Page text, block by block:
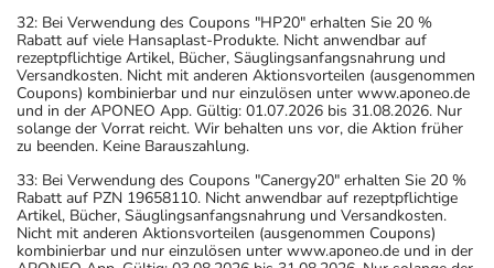
32: Bei Verwendung des Coupons "HP20" erhalten Sie 20 %
Rabatt auf viele Hansaplast-Produkte. Nicht anwendbar auf
rezeptpflichtige Artikel, Bücher, Säuglingsanfangsnahrung und
Versandkosten. Nicht mit anderen Aktionsvorteilen (ausgenommen
Coupons) kombinierbar und nur einzulösen unter www.aponeo.de
und in der APONEO App. Gültig: 01.07.2026 bis 31.08.2026. Nur
solange der Vorrat reicht. Wir behalten uns vor, die Aktion früher
zu beenden. Keine Barauszahlung.
33: Bei Verwendung des Coupons "Canergy20" erhalten Sie 20 %
Rabatt auf PZN 19658110. Nicht anwendbar auf rezeptpflichtige
Artikel, Bücher, Säuglingsanfangsnahrung und Versandkosten.
Nicht mit anderen Aktionsvorteilen (ausgenommen Coupons)
kombinierbar und nur einzulösen unter www.aponeo.de und in der